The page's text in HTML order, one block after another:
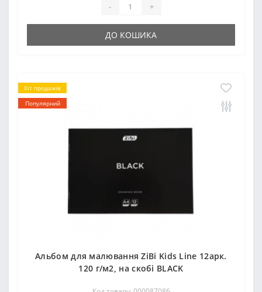
- +
ДО КОШИКА
Хіт продажів
Популярний
Альбом для малювання ZiBi Kids Line 12арк.
120 г/м2, на скобі BLACK